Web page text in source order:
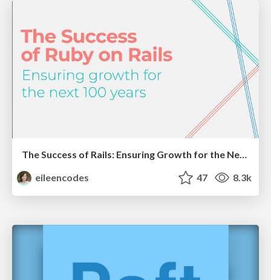
The Success of Rails: Ensuring Growth for the Next 100 Years
eileencodes
47 8.3k